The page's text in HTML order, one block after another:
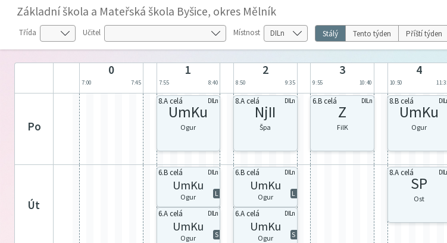
Základní škola a Mateřská škola Byšice, okres Mělník
Třída Učitel Místnost Stálý Tento týden Příští týden
0
7:00 7:45
1
7:55 8:40
2
8:50 9:35
3
9:55 10:40
4
10:50
po
8.A celá DILn
UmKu
Ogur
8.A celá DILn
NjII
Špa
6.B celá DILn
Z
FilK
8.B celá
UmKu
Ogur
út
6.B celá DILn
UmKu
L
Ogur
6.A celá DILn
UmKu
S
Ogur
6.B celá DILn
UmKu
L
Ogur
6.A celá DILn
UmKu
S
Ogur
8.A celá
SP
Ost